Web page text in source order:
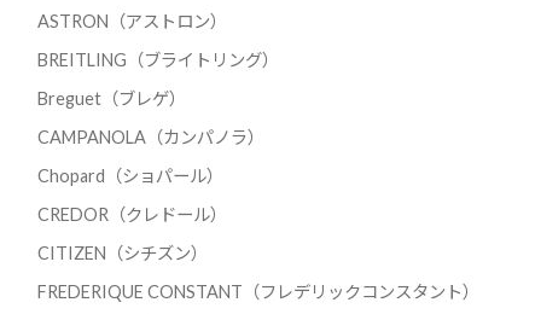
ASTRON（アストロン）
BREITLING（ブライトリング）
Breguet（ブレゲ）
CAMPANOLA（カンパノラ）
Chopard（ショパール）
CREDOR（クレドール）
CITIZEN（シチズン）
FREDERIQUE CONSTANT（フレデリックコンスタント）